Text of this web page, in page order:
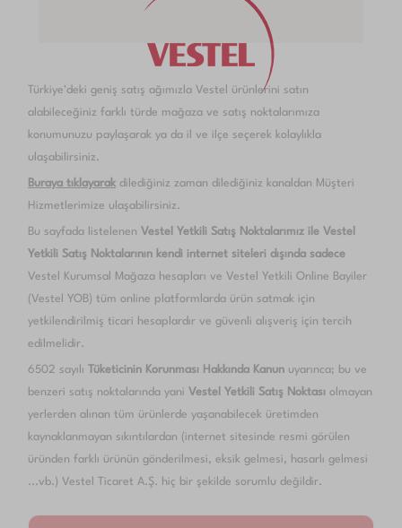
Türkiye'deki geniş satış ağımızla Vestel ürünlerini satın
alabileceğiniz farklı türde mağaza ve satış noktalarımıza
konumunuzu paylaşarak ya da il ve ilçe seçerek kolaylıkla
ulaşabilirsiniz.
Buraya tıklayarak dilediğiniz zaman dilediğiniz kanaldan Müşteri
Hizmetlerimize ulaşabilirsiniz.
Bu sayfada listelenen Vestel Yetkili Satış Noktalarımız ile Vestel
Yetkili Satış Noktalarının kendi internet siteleri dışında sadece
Vestel Kurumsal Mağaza hesapları ve Vestel Yetkili Online Bayiler
(Vestel YOB) tüm online platformlarda ürün satmak için
yetkilendirilmiş ticari hesaplardır ve güvenli alışveriş için tercih
edilmelidir.
6502 sayılı Tüketicinin Korunması Hakkında Kanun uyarınca; bu ve
benzeri satış noktalarında yani Vestel Yetkili Satış Noktası olmayan
yerlerden alınan tüm ürünlerde yaşanabilecek üretimden
kaynaklanmayan sıkıntılardan (internet sitesinde resmi görülen
üründen farklı ürünün gönderilmesi, eksik gelmesi, hasarlı gelmesi
...vb.) Vestel Ticaret A.Ş. hiç bir şekilde sorumlu değildir.